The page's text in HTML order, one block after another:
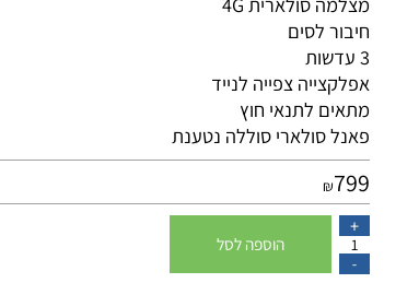
מצלמה סולארית 4G
חיבור לסים
אפלקצייה צפייה לנייד
מתאים לתנאי חוץ
פאנל סולארי סוללה נטענת
₪799
הוספה לסל